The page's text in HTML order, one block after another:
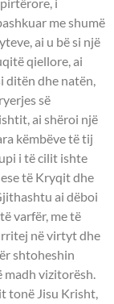
me shumë
ai u bë si një
qiellore, ai
ditën dhe natën,
së
ai shëroi një
këmbëve të tij
i të cilit ishte
të Kryqit dhe
ai dëboi
varfër, me të
në virtyt dhe
shtoheshin
vizitorësh.
tonë Jisu Krisht,